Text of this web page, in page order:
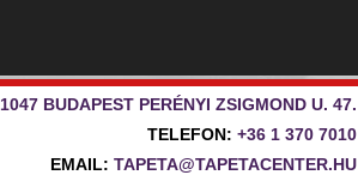
1047 BUDAPEST PERÉNYI ZSIGMOND U. 47.
TELEFON: +36 1 370 7010
EMAIL: TAPETA@TAPETACENTER.HU